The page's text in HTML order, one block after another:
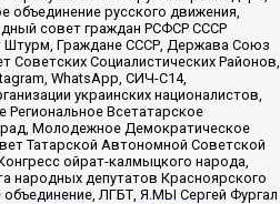
русского движения,
совет граждан РСФСР СССР
Штурм, Граждане СССР, Держава Союз
Советских Социалистических Районов,
WhatsApp, СИЧ-С14,
украинских националистов,
Всетатарское
Молодежное Демократическое
Татарской Автономной Советской
ойрат-калмыцкого народа,
народных депутатов Красноярского
ЛГБТ, Я.МЫ Сергей Фургал